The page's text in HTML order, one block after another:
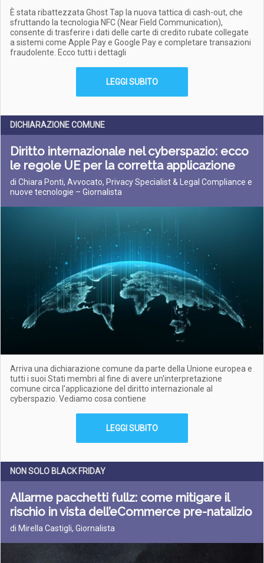
È stata ribattezzata Ghost Tap la nuova tattica di cash-out, che
sfruttando la tecnologia NFC (Near Field Communication),
consente di trasferire i dati delle carte di credito rubate collegate
a sistemi come Apple Pay e Google Pay e completare transazioni
fraudolente. Ecco tutti i dettagli
LEGGI SUBITO
DICHIARAZIONE COMUNE
Diritto internazionale nel cyberspazio: ecco
le regole UE per la corretta applicazione
di Chiara Ponti, Avvocato, Privacy Specialist & Legal Compliance e
nuove tecnologie – Giornalista
Arriva una dichiarazione comune da parte della Unione europea e
tutti i suoi Stati membri al fine di avere un'interpretazione
comune circa l'applicazione del diritto internazionale al
cyberspazio. Vediamo cosa contiene
LEGGI SUBITO
NON SOLO BLACK FRIDAY
Allarme pacchetti fullz: come mitigare il
rischio in vista dell’eCommerce pre-natalizio
di Mirella Castigli, Giornalista